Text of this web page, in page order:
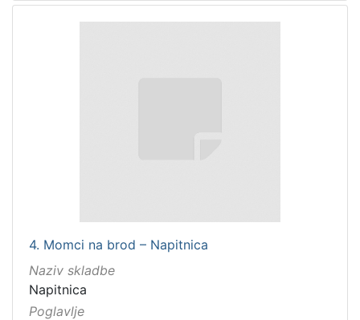
4. Momci na brod – Napitnica
Naziv skladbe
Napitnica
Poglavlje